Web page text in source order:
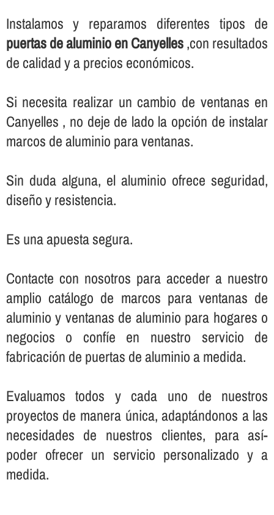
Instalamos y reparamos diferentes tipos de
puertas de aluminio en Canyelles,con resultados
de calidad y a precios económicos.
Si necesita realizar un cambio de ventanas en
Canyelles , no deje de lado la opción de instalar
marcos de aluminio para ventanas.
Sin duda alguna, el aluminio ofrece seguridad,
diseño y resistencia.
Es una apuesta segura.
Contacte con nosotros para acceder a nuestro
amplio catálogo de marcos para ventanas de
aluminio y ventanas de aluminio para hogares o
negocios o confí­e en nuestro servicio de
fabricación de puertas de aluminio a medida.
Evaluamos todos y cada uno de nuestros
proyectos de manera única, adaptándonos a las
necesidades de nuestros clientes, para así­
poder ofrecer un servicio personalizado y a
medida.